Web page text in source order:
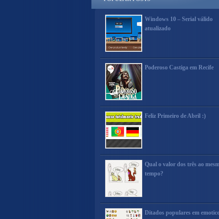
Windows 10 – Serial válido
atualizado
Poderoso Castiga em Recife
Feliz Primeiro de Abril :)
Qual o valor dos três ao
tempo?
Ditados populares em